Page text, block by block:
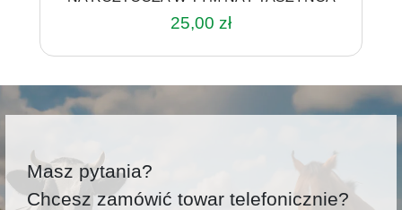
25,00 zł
Masz pytania?
Chcesz zamówić towar telefonicznie?